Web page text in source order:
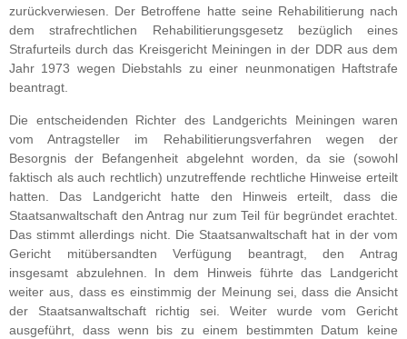
zurückverwiesen. Der Betroffene hatte seine Rehabilitierung nach
dem strafrechtlichen Rehabilitierungsgesetz bezüglich eines
Strafurteils durch das Kreisgericht Meiningen in der DDR aus dem
Jahr 1973 wegen Diebstahls zu einer neunmonatigen Haftstrafe
beantragt.
Die entscheidenden Richter des Landgerichts Meiningen waren
vom Antragsteller im Rehabilitierungsverfahren wegen der
Besorgnis der Befangenheit abgelehnt worden, da sie (sowohl
faktisch als auch rechtlich) unzutreffende rechtliche Hinweise erteilt
hatten. Das Landgericht hatte den Hinweis erteilt, dass die
Staatsanwaltschaft den Antrag nur zum Teil für begründet erachtet.
Das stimmt allerdings nicht. Die Staatsanwaltschaft hat in der vom
Gericht mitübersandten Verfügung beantragt, den Antrag
insgesamt abzulehnen. In dem Hinweis führte das Landgericht
weiter aus, dass es einstimmig der Meinung sei, dass die Ansicht
der Staatsanwaltschaft richtig sei. Weiter wurde vom Gericht
ausgeführt, dass wenn bis zu einem bestimmten Datum keine